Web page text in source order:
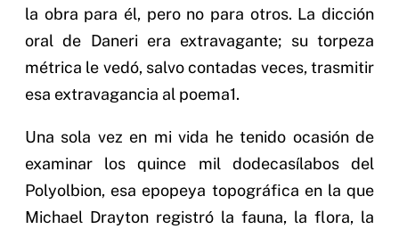
la obra para él, pero no para otros. La dicción
oral de Daneri era extravagante; su torpeza
métrica le vedó, salvo contadas veces, trasmitir
esa extravagancia al poema1.
Una sola vez en mi vida he tenido ocasión de
examinar los quince mil dodecasílabos del
Polyolbion, esa epopeya topográfica en la que
Michael Drayton registró la fauna, la flora, la